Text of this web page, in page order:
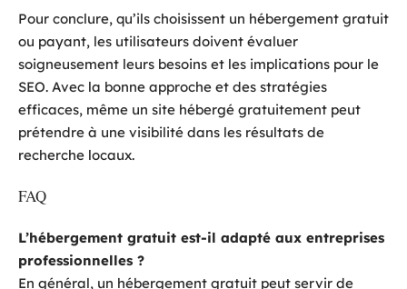
Pour conclure, qu’ils choisissent un hébergement gratuit
ou payant, les utilisateurs doivent évaluer
soigneusement leurs besoins et les implications pour le
SEO. Avec la bonne approche et des stratégies
efficaces, même un site hébergé gratuitement peut
prétendre à une visibilité dans les résultats de
recherche locaux.
FAQ
L’hébergement gratuit est-il adapté aux entreprises
professionnelles ?
En général, un hébergement gratuit peut servir de